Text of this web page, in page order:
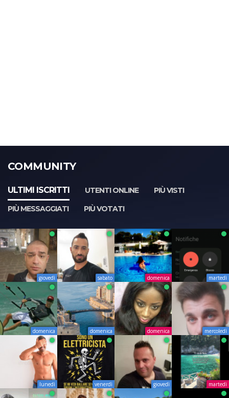
COMMUNITY
ULTIMI ISCRITTI UTENTI ONLINE
PIÙ VISTI
PIÙ MESSAGGIATI
PIÙ VOTATI
giovedì sabato domenica martedì
domenica domenica domenica mercoledì
lunedì venerdì giovedì martedì